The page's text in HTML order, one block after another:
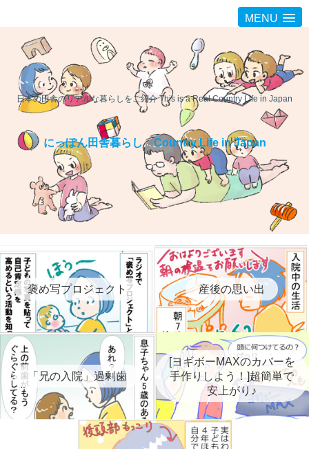
MENU
日本の田舎のリアルな暮らしをご紹介 This is a Real Country Life in Japan
にっぽん田舎暮らし Country Life in Japan
褒め写プロジェクト 産後の思い出
「兄の入院」過剰歯
[ヨギボーMAXのカバーを
手作りしよう！]超簡単で
安上がり♪